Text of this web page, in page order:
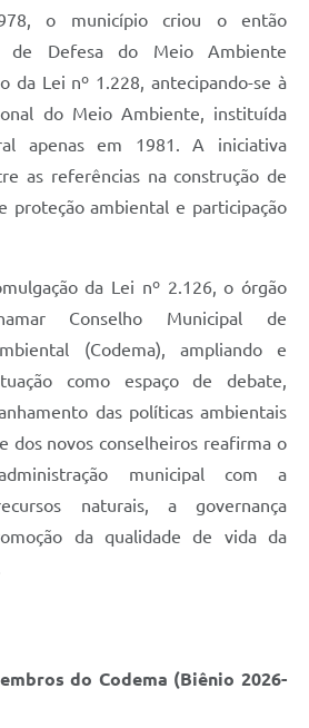
o município criou o então
de Defesa do Meio Ambiente
da Lei nº 1.228, antecipando-se à
do Meio Ambiente, instituída
apenas em 1981. A iniciativa
as referências na construção de
proteção ambiental e participação
da Lei nº 2.126, o órgão
Conselho Municipal de
(Codema), ampliando e
como espaço de debate,
das políticas ambientais
dos novos conselheiros reafirma o
municipal com a
naturais, a governança
da qualidade de vida da
do Codema (Biênio 2026-